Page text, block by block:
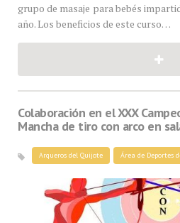
grupo de masaje para bebés
año. Los beneficios de este curso…
Colaboración en el XXX
Mancha de tiro con arco en
Arqueros del Quijote Área de Deportes